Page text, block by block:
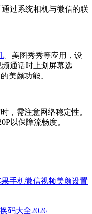
过系统相机与微信的联
、美图秀秀等应用，设
频通话时上划屏幕选
美颜功能。
需注意网络稳定性。
以保障流畅度。
手机微信视频美颜设置
码大全2026